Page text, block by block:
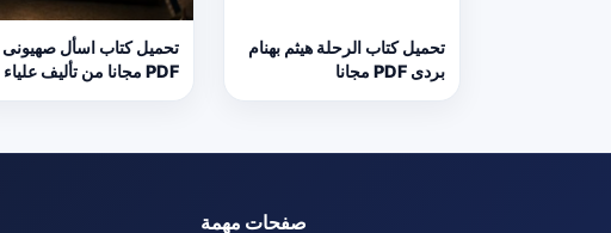
تحميل كتاب الرحلة هيثم بهنام
بردى PDF مجانا
تحميل كتاب اسأل صهيونى
PDF مجانا من تأليف علياء
صفحات مهمة